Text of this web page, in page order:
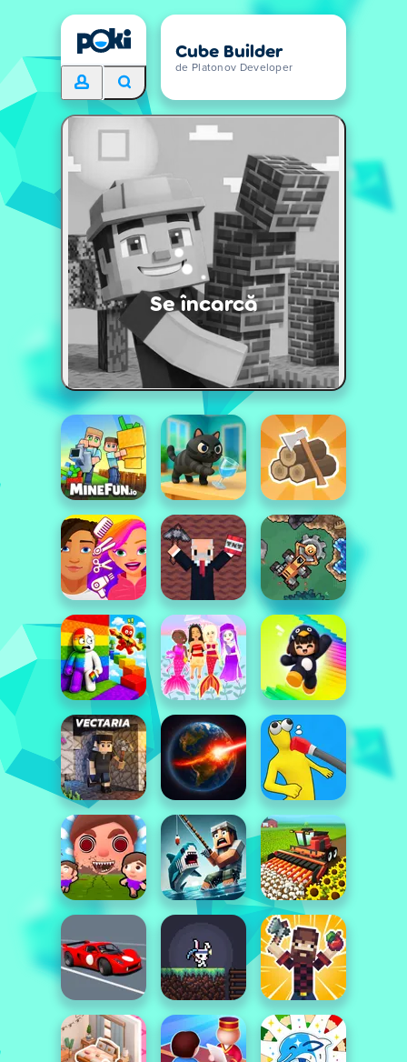
Cube Builder
de Platonov Developer
Se încarcă